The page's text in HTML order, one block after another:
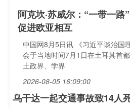
阿克坎·苏威尔：“一带一路
促进欧亚相互
中国网8月5日讯 《习近平谈治国
会于当地时间7月1日在土耳其首
土政界、学界
2026-08-05 16:09:00
乌干达一起交通事故致14人